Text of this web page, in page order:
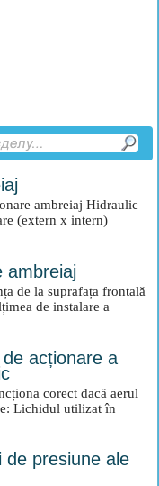
ambreiaj Hidraulic
(extern x intern)
ambreiaj
de la suprafața frontală
de instalare a
acționare a
corect dacă aerul
Lichidul utilizat în
de presiune ale